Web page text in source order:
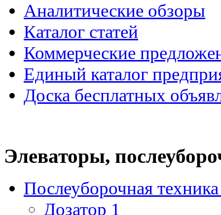
Аналитические обзоры
Каталог статей
Коммерческие
Единый каталог
Доска бесплатных
Элеваторы,
Послеуборочная
Дозатор 1